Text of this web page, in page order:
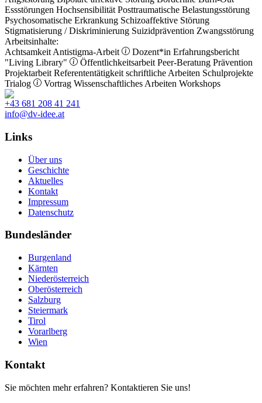
Essstörungen Hochsensibilität Posttraumatische Belastungsstörung
Psychosomatische Erkrankung Schizoaffektive Störung
Stigmatisierung / Diskriminierung Suizidprävention Zwangsstörung
Arbeitsinhalte:
Achtsamkeit Antistigma-Arbeit Dozent*in Erfahrungsbericht
"Living Library"
Öffentlichkeitsarbeit Peer-Beratung Prävention
Projektarbeit Referententätigkeit schriftliche Arbeiten Schulprojekte
Trialog
Vortrag Wissenschaftliches Arbeiten Workshops
+43 681 208 41 241
info@dv-idee.at
Links
Über uns
Geschichte
Aktuelles
Kontakt
Impressum
Datenschutz
Bundesländer
Burgenland
Kärnten
Niederösterreich
Oberösterreich
Salzburg
Steiermark
Tirol
Vorarlberg
Wien
Kontakt
Sie möchten mehr erfahren? Kontaktieren Sie uns!